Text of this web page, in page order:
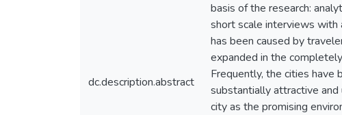
dc.description.abstract
basis of the research:
short scale interviews with
has been caused by
expanded in the
Frequently, the cities have
substantially attractive and
city as the promising